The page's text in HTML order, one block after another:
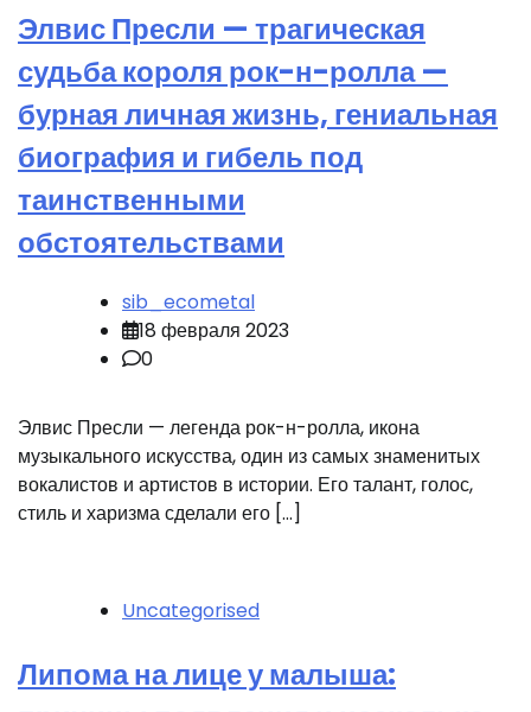
Элвис Пресли — трагическая
судьба короля рок-н-ролла —
бурная личная жизнь, гениальная
биография и гибель под
таинственными
обстоятельствами
sib_ecometal
18 февраля 2023
0
Элвис Пресли — легенда рок-н-ролла, икона
музыкального искусства, один из самых знаменитых
вокалистов и артистов в истории. Его талант, голос,
стиль и харизма сделали его […]
Uncategorised
Липома на лице у малыша: